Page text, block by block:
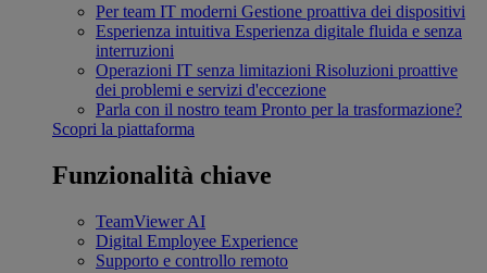
Per team IT moderni Gestione proattiva dei dispositivi
Esperienza intuitiva Esperienza digitale fluida e senza
interruzioni
Operazioni IT senza limitazioni Risoluzioni proattive
dei problemi e servizi d'eccezione
Parla con il nostro team Pronto per la trasformazione?
Scopri la piattaforma
Funzionalità chiave
TeamViewer AI
Digital Employee Experience
Supporto e controllo remoto